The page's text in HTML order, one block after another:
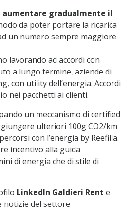
aumentare gradualmente il
da poter portare la ricarica
un numero sempre maggiore
lavorando ad accordi con
a lungo termine, aziende di
con utility dell’energia. Accordi
nei pacchetti ai clienti.
un meccanismo di certified
ulteriori 100g CO2/km
con l’energia by Reefilla.
incentivo alla guida
di energia che di stile di
LinkedIn Galdieri Rent e
notizie del settore